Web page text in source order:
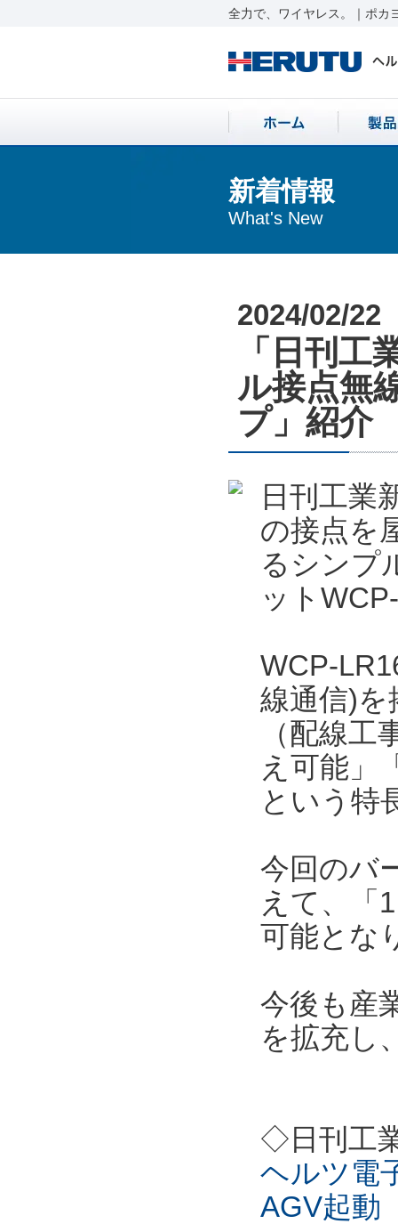
全力で、ワイヤレス。｜ポカ
新着情報
What's New
2024/02/22
「日刊工
ル接点無
プ」紹介
日刊工業
の接点を
るシンプ
ット
WCP-
線通信)を
（配線
え可能」
という特
今回のバ
えて、「
可能とな
今後も産
を拡充し
◇日刊工
ヘルツ電
AGV起動